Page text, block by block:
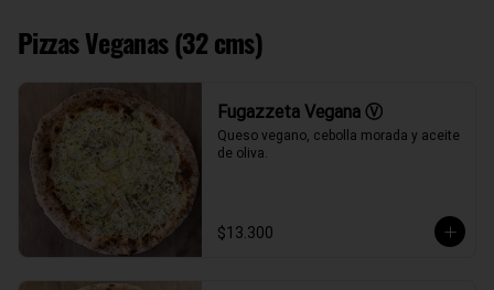
Pizzas Veganas (32 cms)
Fugazzeta Vegana Ⓥ
Queso vegano, cebolla morada y aceite
de oliva.
$13.300